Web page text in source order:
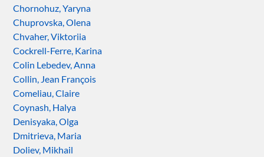
Chornohuz, Yaryna
Chuprovska, Olena
Chvaher, Viktoriia
Cockrell-Ferre, Karina
Colin Lebedev, Anna
Collin, Jean François
Comeliau, Claire
Coynash, Halya
Denisyaka, Olga
Dmitrieva, Maria
Doliev, Mikhail